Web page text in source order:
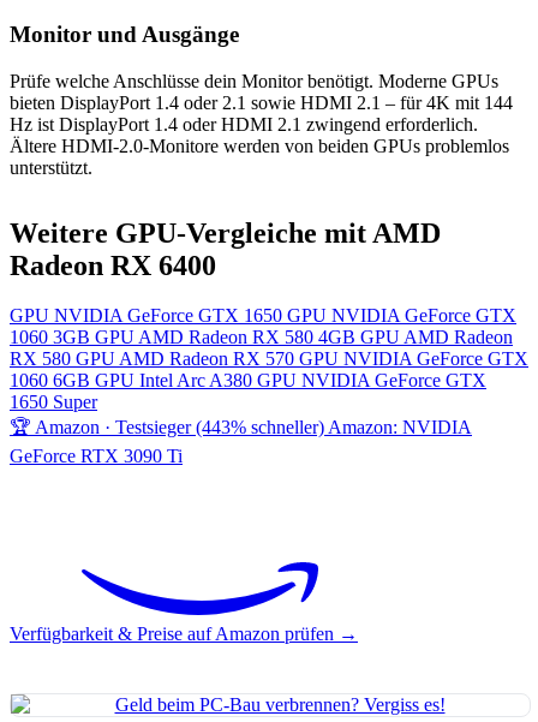
Monitor und Ausgänge
Prüfe welche Anschlüsse dein Monitor benötigt. Moderne GPUs
bieten DisplayPort 1.4 oder 2.1 sowie HDMI 2.1 – für 4K mit 144
Hz ist DisplayPort 1.4 oder HDMI 2.1 zwingend erforderlich.
Ältere HDMI-2.0-Monitore werden von beiden GPUs problemlos
unterstützt.
Weitere GPU-Vergleiche mit AMD
Radeon RX 6400
GPU NVIDIA GeForce GTX 1650 GPU NVIDIA GeForce GTX
1060 3GB GPUAMD Radeon RX 580 4GB GPUAMD Radeon
RX 580 GPUAMD Radeon RX 570 GPU NVIDIA GeForce GTX
1060 6GB GPU Intel Arc A380 GPU NVIDIA GeForce GTX
1650 Super
🏆 Amazon · Testsieger (443% schneller)Amazon: NVIDIA
GeForce RTX 3090 Ti
Verfügbarkeit & Preise auf Amazon prüfen →